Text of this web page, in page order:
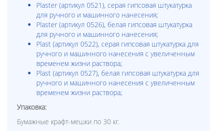
Plaster (артикул 0521), серая гипсовая штукатурка
для ручного и машинного нанесения;
Plaster (артикул 0526), белая гипсовая штукатурка
для ручного и машинного нанесения;
Plast (артикул 0522), серая гипсовая штукатурка для
ручного и машинного нанесения с увеличенным
временем жизни раствора;
Plast (артикул 0527), белая гипсовая штукатурка для
ручного и машинного нанесения с увеличенным
временем жизни раствора;
Упаковка:
Бумажные крафт-мешки по 30 кг.